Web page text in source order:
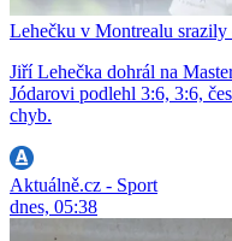
Lehečku v Montrealu srazily
Jiří Lehečka dohrál na
Jódarovi podlehl 3:6, 3:6,
chyb.
Aktuálně.cz - Sport
dnes, 05:38